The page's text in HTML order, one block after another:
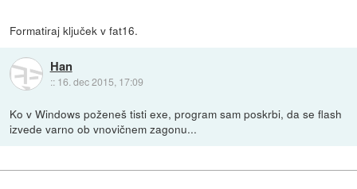
Formatiraj ključek v fat16.
Han
:: 16. dec 2015, 17:09
Ko v Windows poženeš tisti exe, program sam poskrbi, da se flash
izvede varno ob vnovičnem zagonu...